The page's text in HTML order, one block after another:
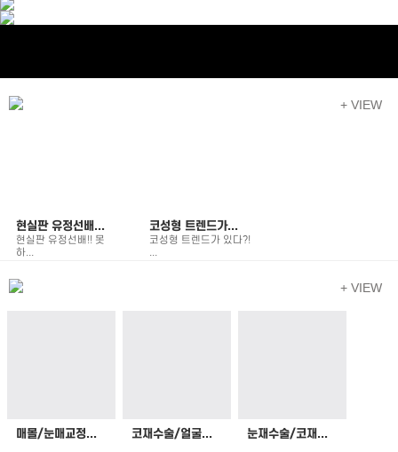
+ VIEW
현실판 유정선배...
현실판 유정선배!! 못
하...
코성형 트렌드가...
코성형 트렌드가 있다?!
...
+ VIEW
매몰/눈매교정... 코재수술/얼굴... 눈재수술/코재...